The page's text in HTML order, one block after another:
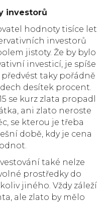
investorů
hodnoty tisíce let
investorů
jistoty. Že by bylo
investicí, je spíše
předvést taky pořádně
desítek procent.
se kurz zlata propadl
ani zlato neroste
se kterou je třeba
době, kdy je cena
také nelze
prostředky do
jiného. Vždy záleží
ale zlato by mělo